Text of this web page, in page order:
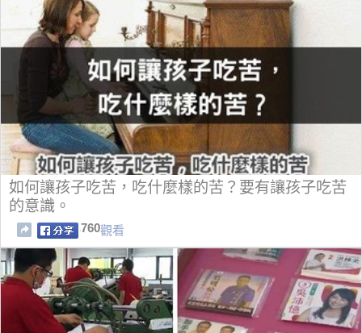
如何讓孩子吃苦，吃什麼樣的苦？要有讓孩子吃苦
的意識。
760觀看